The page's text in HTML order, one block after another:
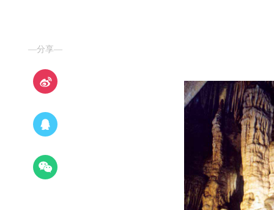
—分享—